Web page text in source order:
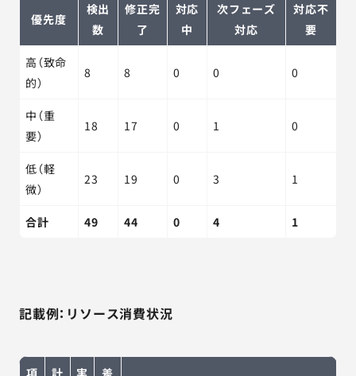
優先度
検出
数
修正完
了
対応
中
次フェーズ
対応
対応不
要
高（致命
的）
8 8 0 0 0
中（重
要）
18 17 0 1 0
低（軽
微）
23 19 0 3 1
合計 49 44 0 4 1
記載例：リソース消費状況